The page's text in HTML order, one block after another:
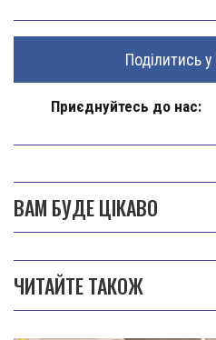
Поділитись у
Приєднуйтесь до нас:
ВАМ БУДЕ ЦІКАВО
ЧИТАЙТЕ ТАКОЖ